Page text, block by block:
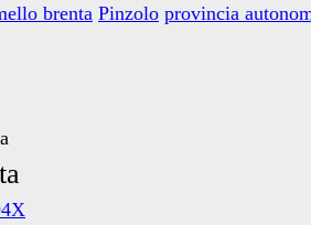
brenta Pinzolo provincia